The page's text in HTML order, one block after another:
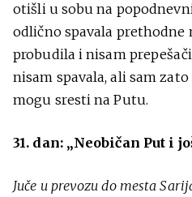
otišli u sobu na
odlično spavala prethodne
probudila i nisam
nisam spavala, ali sam
mogu sresti na Putu.
31. dan: „Neobičan Put i
Juče u prevozu do mesta